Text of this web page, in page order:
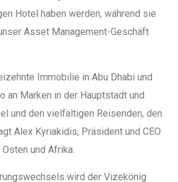
Hotel haben werden, während sie
Asset Management-Geschäft
Immobilie in Abu Dhabi und
an Marken in der Hauptstadt und
und den vielfältigen Reisenden, den
Alex Kyriakidis, Präsident und CEO
und Afrika.
wird der Vizekönig